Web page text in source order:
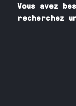
Vous avez
recherchez